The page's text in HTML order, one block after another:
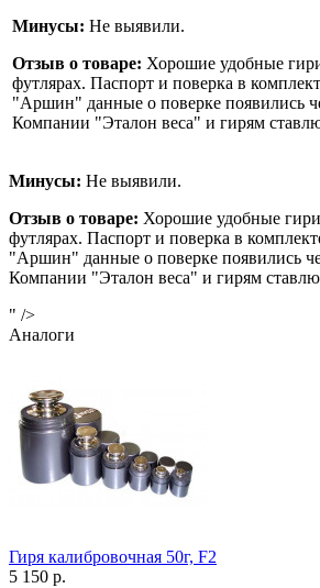
Минусы: Не выявили.
Отзыв о товаре: Хорошие удобные
футлярах. Паспорт и поверка в
"Аршин" данные о поверке появились
Компании "Эталон веса" и гирям
Минусы: Не выявили.
Отзыв о товаре: Хорошие удобные
футлярах. Паспорт и поверка в
"Аршин" данные о поверке появились
Компании "Эталон веса" и гирям
" />
Аналоги
Гиря калибровочная 50г, F2
5 150 р.